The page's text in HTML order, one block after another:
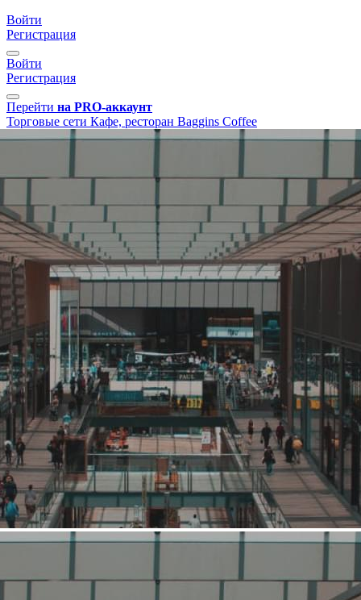
Войти
Регистрация
Войти
Регистрация
Перейти на PRO-аккаунт
Торговые сети Кафе, ресторан Baggins Coffee
Средний
Связаться с ритейлером Узнать планы развития ритейлера